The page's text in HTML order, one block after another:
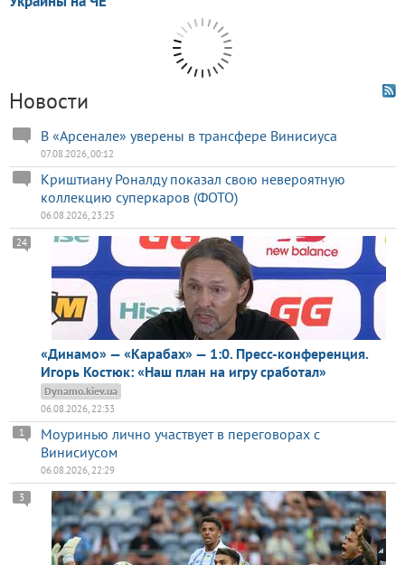
Новости
В «Арсенале» уверены в трансфере Винисиуса
07.08.2026, 00:12
Криштиану Роналду показал свою невероятную
коллекцию суперкаров (ФОТО)
06.08.2026, 23:25
«Динамо» — «Карабах» — 1:0. Пресс-конференция.
Игорь Костюк: «Наш план на игру сработал»
24
Dynamo.kiev.ua
06.08.2026, 22:33
Моуринью лично участвует в переговорах с
Винисиусом
1
06.08.2026, 22:29
3